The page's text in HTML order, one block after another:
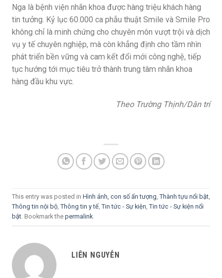
Nga là bệnh viện nhãn khoa được hàng triệu khách hàng
tin tưởng. Kỷ lục 60.000 ca phẫu thuật Smile và Smile Pro
không chỉ là minh chứng cho chuyên môn vượt trội và dịch
vụ y tế chuyên nghiệp, mà còn khẳng định cho tầm nhìn
phát triển bền vững và cam kết đổi mới công nghệ, tiếp
tục hướng tới mục tiêu trở thành trung tâm nhãn khoa
hàng đầu khu vực.
Theo Trường Thịnh/Dân trí
This entry was posted in Hình ảnh, con số ấn tượng,Thành tựu nổi bật,
Thông tin nội bộ,Thông tin y tế,Tin tức - Sự kiện,Tin tức - Sự kiện nổi
bật. Bookmark the permalink.
LIÊN NGUYỄN